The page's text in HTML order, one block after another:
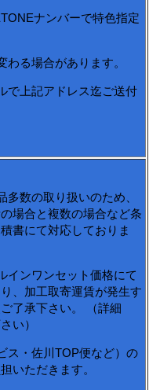
ナンバーで特色指定
る場合があります。
で上記アドレス迄ご送付
数の取り扱いのため、
場合と複数の場合など条
書にて対応しておりま
インワンセット価格にて
、加工取寄運賃が発生す
了承下さい。 （詳細
い）
ス・佐川TOP便など）の
いただきます。